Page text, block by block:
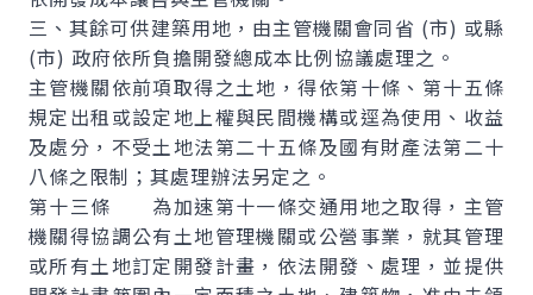
三、其餘可供建築用地，由主管機關會同省 (市) 或縣
(市) 政府依所負擔開發總成本比例協議處理之。
主管機關依前項取得之土地，得依第十條、第十五條
規定出租或設定地上權與民間機構或逕為使用、收益
及處分，不受土地法第二十五條及國有財產法第二十
八條之限制；其處理辦法另定之。
第十三條 為加速第十一條交通用地之取得，主管
機關得協調公有土地管理機關或公營事業，就其管理
或所有土地訂定開發計畫，依法開發、處理，並提供